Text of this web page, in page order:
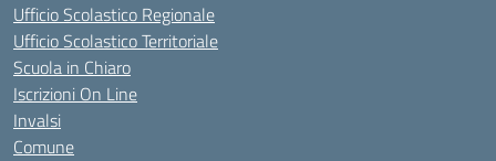
Ufficio Scolastico Regionale
Ufficio Scolastico Territoriale
Scuola in Chiaro
Iscrizioni On Line
Invalsi
Comune